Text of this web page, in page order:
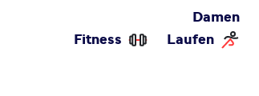
Damen
Fitness Laufen